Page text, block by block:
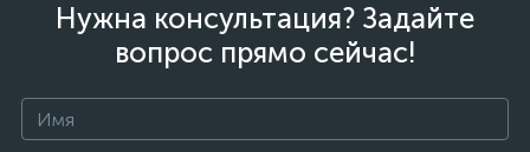
Нужна консультация? Задайте
вопрос прямо сейчас!